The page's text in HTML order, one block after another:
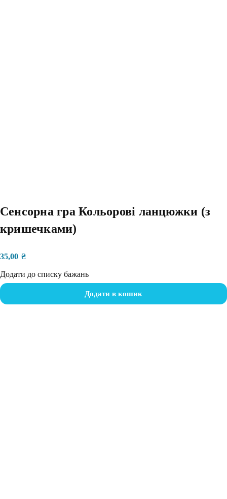
Сенсорна гра Кольорові ланцюжки (з
кришечками)
35,00 ₴
Додати до списку бажань
Додати в кошик